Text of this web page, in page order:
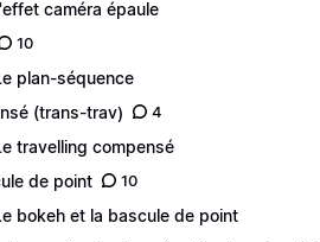
caméra épaule
10
plan-séquence
(trans-trav)
4
travelling compensé
de point
10
bokeh et la bascule de point